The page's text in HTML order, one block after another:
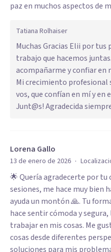
paz en muchos aspectos de
Tatiana Rolhaiser
Muchas Gracias Elii por tus
trabajo que hacemos
acompañarme y confiar en
Mi crecimiento profesional
vos, que confían en mí y en
Junt@s! Agradecida
Lorena Gallo
13 de enero de 2026 ·
🌟 Quería agradecerte por tu
sesiones, me hace muy bien
ayuda un montón 🙏. Tu
hace sentir cómoda y
trabajar en mis cosas. Me
cosas desde diferentes
soluciones para mis